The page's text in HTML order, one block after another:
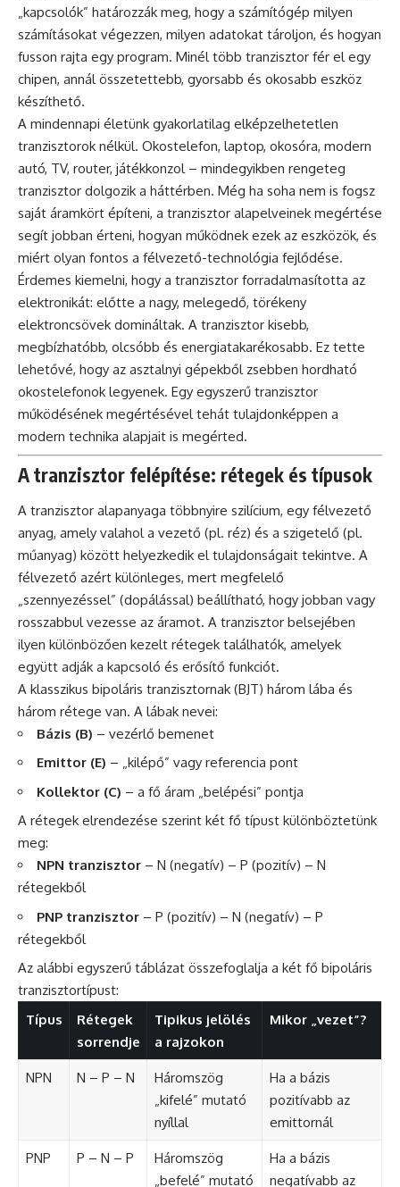
„kapcsolók” határozzák meg, hogy a számítógép milyen
számításokat végezzen, milyen adatokat tároljon, és hogyan
fusson rajta egy program. Minél több tranzisztor fér el egy
chipen, annál összetettebb, gyorsabb és okosabb eszköz
készíthető.
A mindennapi életünk gyakorlatilag elképzelhetetlen
tranzisztorok nélkül. Okostelefon, laptop, okosóra, modern
autó, TV, router, játékkonzol – mindegyikben rengeteg
tranzisztor dolgozik a háttérben. Még ha soha nem is fogsz
saját áramkört építeni, a tranzisztor alapelveinek megértése
segít jobban érteni, hogyan működnek ezek az eszközök, és
miért olyan fontos a félvezető-technológia fejlődése.
Érdemes kiemelni, hogy a tranzisztor forradalmasította az
elektronikát: előtte a nagy, melegedő, törékeny
elektroncsövek domináltak. A tranzisztor kisebb,
megbízhatóbb, olcsóbb és energiatakarékosabb. Ez tette
lehetővé, hogy az asztalnyi gépekből zsebben hordható
okostelefonok legyenek. Egy egyszerű tranzisztor
működésének megértésével tehát tulajdonképpen a
modern technika alapjait is megérted.
A tranzisztor felépítése: rétegek és típusok
A tranzisztor alapanyaga többnyire szilícium, egy félvezető
anyag, amely valahol a vezető (pl. réz) és a szigetelő (pl.
műanyag) között helyezkedik el tulajdonságait tekintve. A
félvezető azért különleges, mert megfelelő
„szennyezéssel” (dopálással) beállítható, hogy jobban vagy
rosszabbul vezesse az áramot. A tranzisztor belsejében
ilyen különbözően kezelt rétegek találhatók, amelyek
együtt adják a kapcsoló és erősítő funkciót.
A klasszikus bipoláris tranzisztornak (BJT) három lába és
három rétege van. A lábak nevei:
Bázis (B) – vezérlő bemenet
Emittor (E) – „kilépő” vagy referencia pont
Kollektor (C) – a fő áram „belépési” pontja
A rétegek elrendezése szerint két fő típust különböztetünk
meg:
NPN tranzisztor – N (negatív) – P (pozitív) – N
rétegekből
PNP tranzisztor – P (pozitív) – N (negatív) – P
rétegekből
Az alábbi egyszerű táblázat összefoglalja a két fő bipoláris
tranzisztortípust:
Típus
Rétegek
sorrendje
Tipikus jelölés
a rajzokon
Mikor „vezet”?
NPN N – P – N
Háromszög
„kifelé” mutató
nyíllal
Ha a bázis
pozitívabb az
emittornál
PNP P – N – P
Háromszög
„befelé” mutató
Ha a bázis
negatívabb az